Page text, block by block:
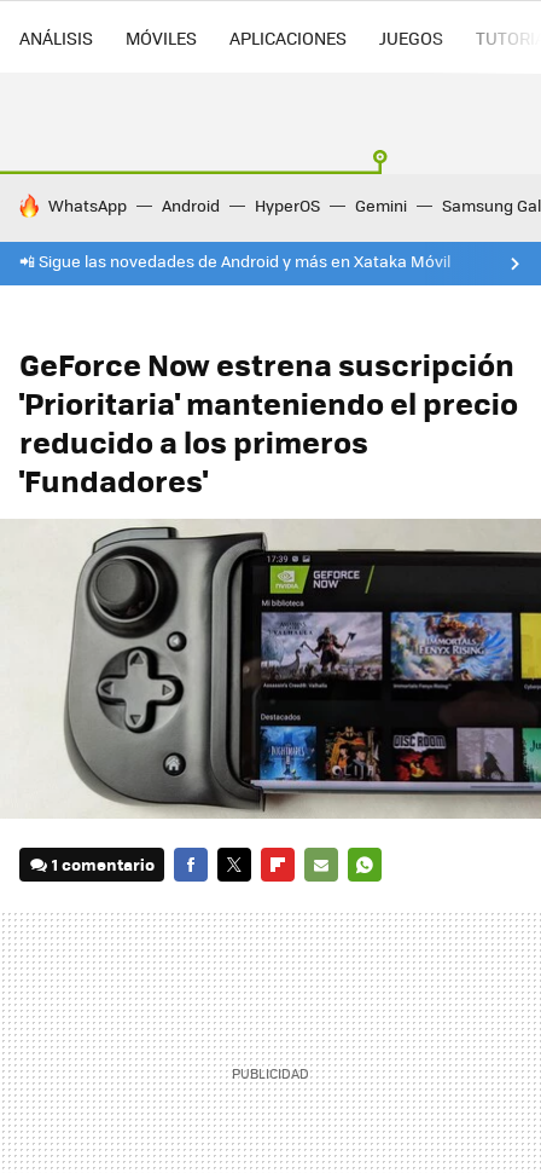
ANÁLISIS MÓVILES APLICACIONES JUEGOS
HOY SE HABLA DE
WhatsApp Android HyperOS Gemini Samsung
📲 Sigue las novedades de Android y más en Xataka Móvil
GeForce Now estrena suscripción
'Prioritaria' manteniendo el precio
reducido a los primeros
'Fundadores'
1 comentario
MAIL